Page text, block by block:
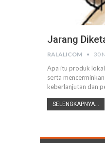
Jarang
RALALICOM 30
Apa itu produk
serta
keberlanjutan dan
SELENGKAPNYA...